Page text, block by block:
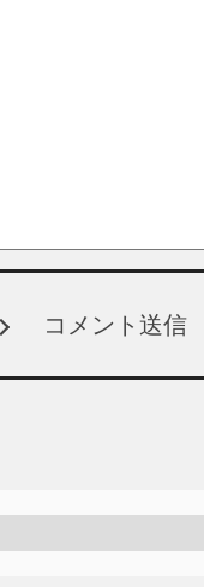
コメント送信